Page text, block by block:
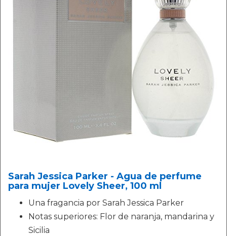
Sarah Jessica Parker - Agua de perfume
para mujer Lovely Sheer, 100 ml
Una fragancia por Sarah Jessica Parker
Notas superiores: Flor de naranja, mandarina y
Sicilia